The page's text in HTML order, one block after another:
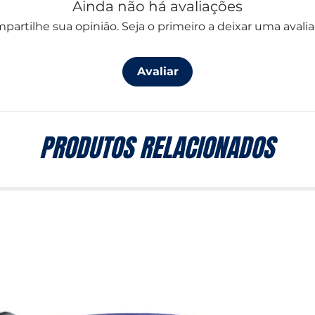
Ainda não há avaliações
sua opinião. Seja o primeiro a deixar uma
Avaliar
PRODUTOS RELACIONADOS